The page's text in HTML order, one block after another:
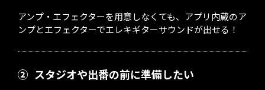
アンプ・エフェクターを用意しなくても、アプリ内蔵のア
ンプとエフェクターでエレキギターサウンドが出せる！
② スタジオや出番の前に準備したい